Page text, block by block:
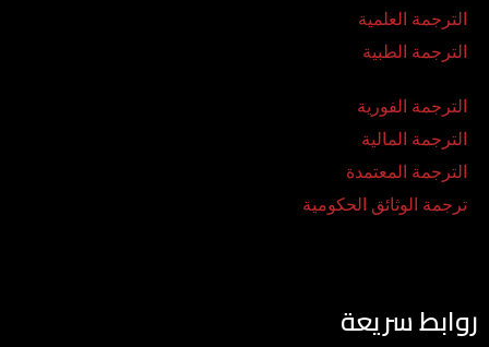
الترجمة العلمية
الترجمة الطبية
الترجمة الفورية
الترجمة المالية
الترجمة المعتمدة
ترجمة الوثائق الحكومية
روابط سريعة